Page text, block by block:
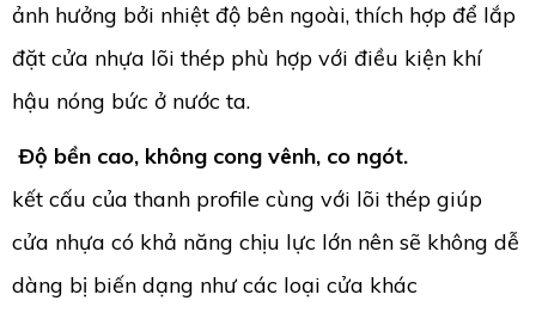
ảnh hưởng bởi nhiệt độ bên ngoài, thích hợp để lắp
đặt cửa nhựa lõi thép phù hợp với điều kiện khí
hậu nóng bức ở nước ta.
Ðộ bền cao, không cong vênh, co ngót.
kết cấu của thanh profile cùng với lõi thép giúp
cửa nhựa có khả năng chịu lực lớn nên sẽ không dễ
dàng bị biến dạng như các loại cửa khác